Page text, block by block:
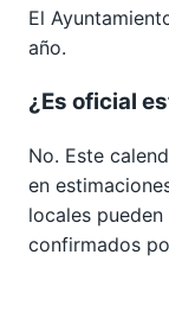
El
año.
¿Es oficial
No. Este
en
locales
confirmados